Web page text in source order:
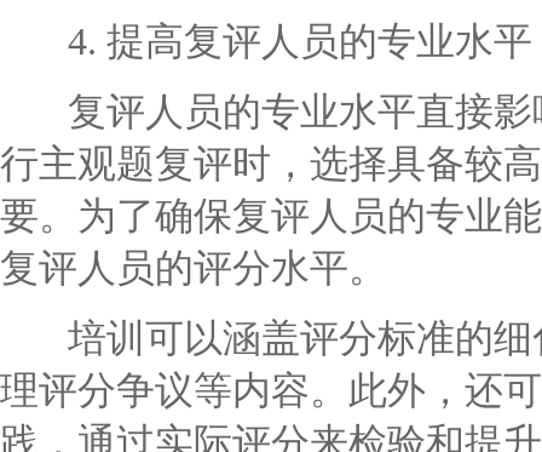
4. 提高复评人员的专业水平
复评人员的专业水平直接影
行主观题复评时，选择具备较
要。为了确保复评人员的专业
复评人员的评分水平。
培训可以涵盖评分标准的细
理评分争议等内容。此外，还
践，通过实际评分来检验和提